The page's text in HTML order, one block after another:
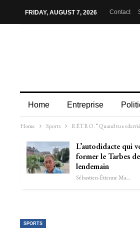
FRIDAY, AUGUST 7, 2026 Contact
Home Entreprise
Home Sports RÉTRO. “Quand tu es
L’autodidacte qui
former le Tarbes de
lendemain
Sébastien-Étienne Marechal
SPORTS